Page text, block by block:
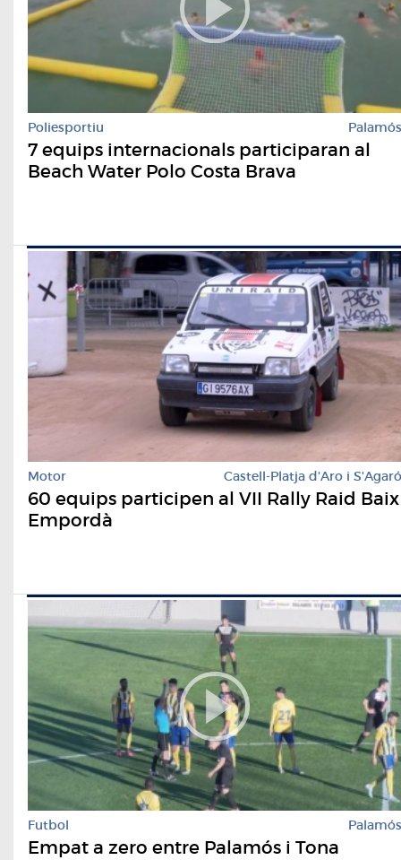
Poliesportiu Palamós
7 equips internacionals participaran al
Beach Water Polo Costa Brava
Motor Castell-Platja d'Aro i S'Agaró
60 equips participen al VII Rally Raid Baix
Empordà
Futbol Palamós
Empat a zero entre Palamós i Tona